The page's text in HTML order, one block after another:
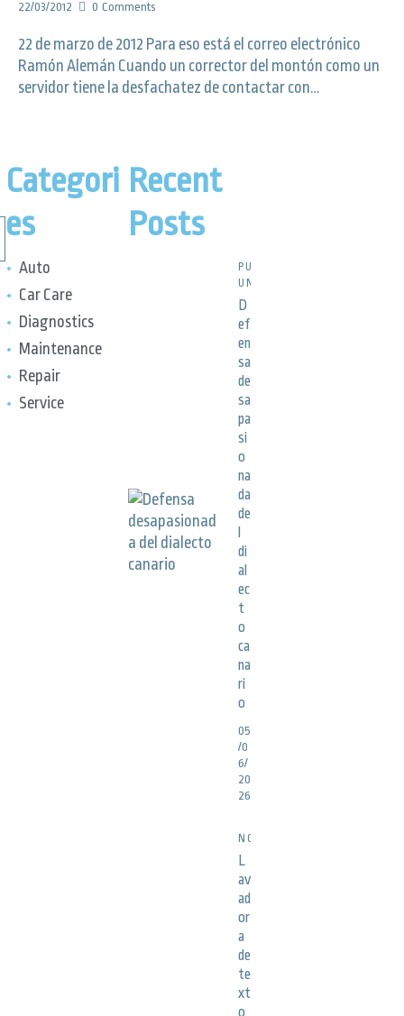
22/03/2012 0 Comments
22 de marzo de 2012 Para eso está el correo electrónico
Ramón Alemán Cuando un corrector del montón como un
servidor tiene la desfachatez de contactar con…
Categori
es
Auto
Car Care
Diagnostics
Maintenance
Repair
Service
Recent
Posts
PUBLICACIONES,
UNCATEGORIZED
D
ef
en
sa
de
sa
pa
si
o
na
da
de
di
al
ec
t
o
ca
na
ri
o
05
/0
6/
20
26
NOTICIAS
L
av
ad
or
a
de
te
xt
o